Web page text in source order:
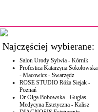
Najczęściej wybierane:
Salon Urody Sylwia - Kórnik
Profestica Katarzyna Sokołowska
- Macowicz - Swarzędz
ROSE STUDIO Róża Siejak -
Poznań
Dr Olga Bobowska - Guglas
Medycyna Estetyczna - Kalisz